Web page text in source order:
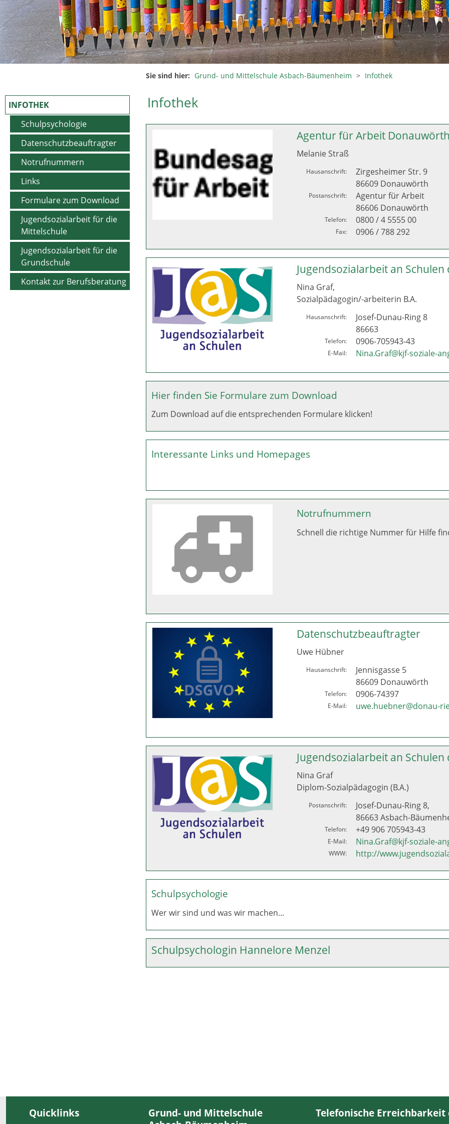
INFOTHEK
Schulpsychologie
Datenschutzbeauftragter
Notrufnummern
Links
Formulare zum Download
Jugendsozialarbeit für die
Mittelschule
Jugendsozialarbeit für die
Grundschule
Kontakt zur Berufsberatung
Sie sind hier: Grund- und Mittelschule Asbach-Bäumenheim > Infothek
Infothek
Agentur für Arbeit
Melanie Straß
Hausanschrift:
Zirgesheimer Str. 9
86609 Donauwörth
Postanschrift:
Agentur für Arbeit
86606 Donauwörth
Telefon: 0800 / 4 5555 00
Fax: 0906 / 788 292
Jugendsozialarbeit an
Nina Graf,
Sozialpädagogin/-arbeiterin B.A.
Hausanschrift:
Josef-Dunau-Ring 8
86663
Telefon: 0906-705943-43
E-Mail: Nina.Graf@kjf-soziale-
Hier finden Sie Formulare zum Download
Zum Download auf die entsprechenden Formulare klicken!
Interessante Links und Homepages
Notrufnummern
Schnell die richtige Nummer für Hilfe
Datenschutzbeauftragter
Uwe Hübner
Hausanschrift:
Jennisgasse 5
86609 Donauwörth
Telefon: 0906-74397
E-Mail: uwe.huebner@donau-
Jugendsozialarbeit an
Nina Graf
Diplom-Sozialpädagogin (B.A.)
Postanschrift:
Josef-Dunau-Ring 8,
86663 Asbach-
Telefon: +49 906 705943-43
E-Mail: Nina.Graf@kjf-soziale-
WWW: http://
Schulpsychologie
Wer wir sind und was wir machen...
Schulpsychologin Hannelore Menzel
Quicklinks
Grund- und Mittelschule
Telefonische Erreichbarkeit